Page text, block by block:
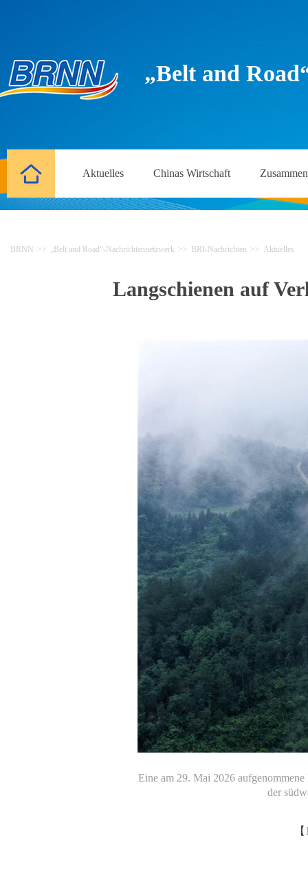
„Belt and
Aktuelles Chinas Wirtschaft
BRNN >> „Belt and Road“-Nachrichtennetzwerk >> BRI-Nachrichten >> Aktuelles
Langschienen auf
Eine am 29. Mai 2026
der